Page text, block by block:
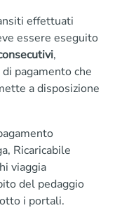
effettuati
essere eseguito
,
pagamento che
a disposizione
Ricaricabile
viaggia
del pedaggio
i portali.